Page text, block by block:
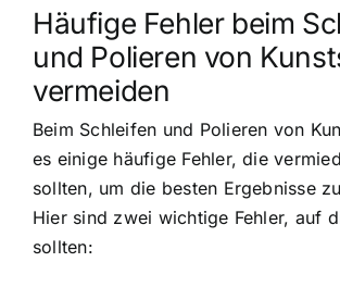
Häufige Fehler beim
und Polieren von
vermeiden
Beim Schleifen und Polieren von
es einige häufige Fehler, die
sollten, um die besten Ergebnisse
Hier sind zwei wichtige Fehler, auf
sollten: